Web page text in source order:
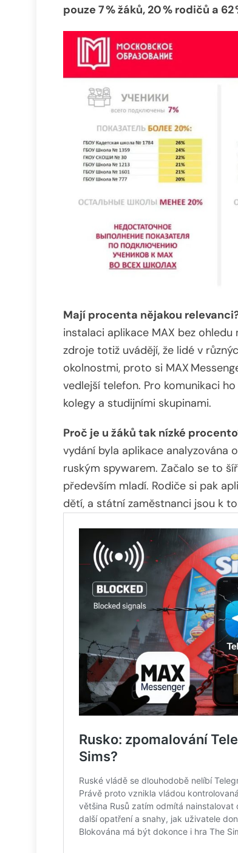
pouze 7 % žáků, 20 % rodičů a
Mají procenta nějakou
instalaci aplikace MAX bez
zdroje totiž uvádějí, že lidé v
okolnostmi, proto si MAX
vedlejší telefon. Pro komunikaci
kolegy a studijními skupinami.
Proč je u žáků tak nízké
vydání byla aplikace analyzována
ruským spywarem. Začalo se to
především mladí. Rodiče si pak
dětí, a státní zaměstnanci jsou k